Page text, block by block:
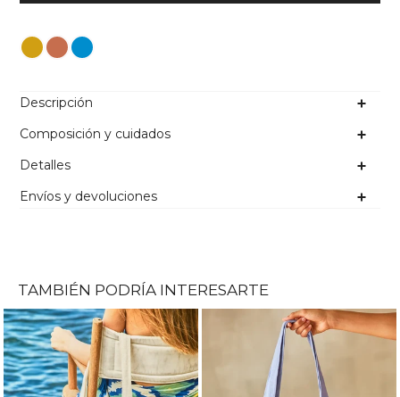
Color
Descripción
Composición y cuidados
Detalles
Envíos y devoluciones
TAMBIÉN PODRÍA INTERESARTE